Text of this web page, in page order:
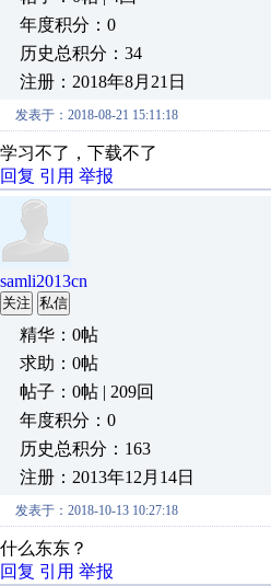
年度积分：0
历史总积分：34
注册：2018年8月21日
发表于：2018-08-21 15:11:18
学习不了，下载不了
回复 引用 举报
samli2013cn
关注 私信
精华：0帖
求助：0帖
帖子：0帖 | 209回
年度积分：0
历史总积分：163
注册：2013年12月14日
发表于：2018-10-13 10:27:18
什么东东？
回复 引用 举报